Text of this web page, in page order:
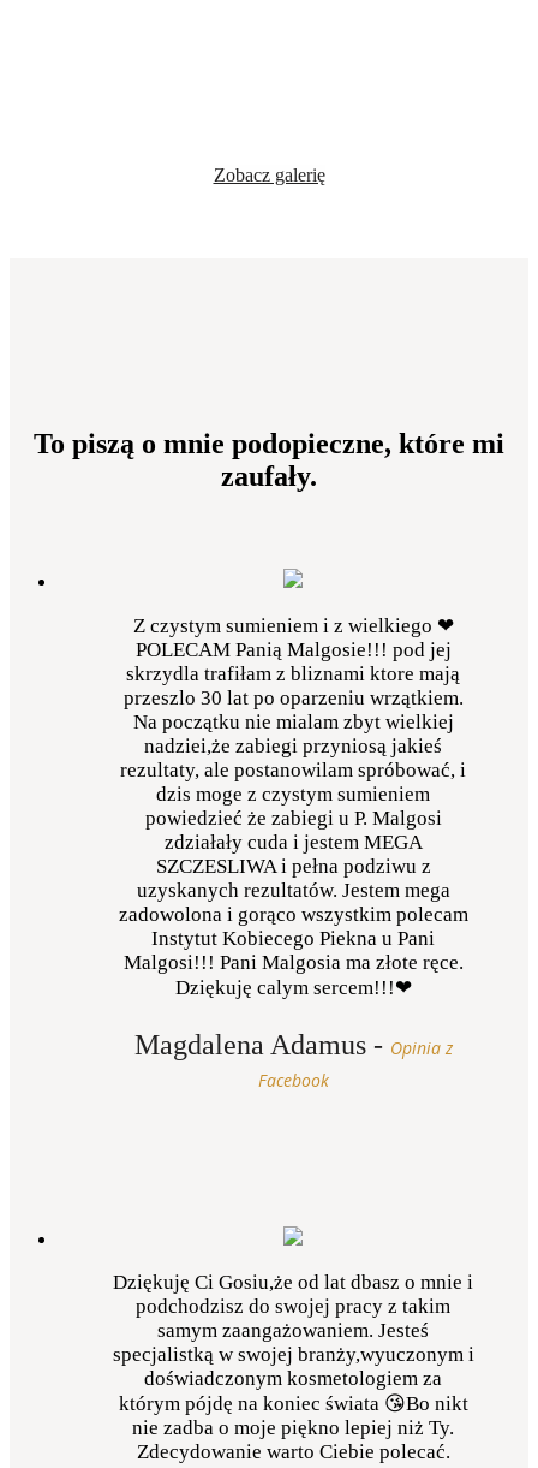
Zobacz galerię
To piszą o mnie podopieczne, które mi
zaufały.
Z czystym sumieniem i z wielkiego ❤
POLECAM Panią Malgosie!!! pod jej
skrzydla trafiłam z bliznami ktore mają
przeszlo 30 lat po oparzeniu wrzątkiem.
Na początku nie mialam zbyt wielkiej
nadziei,że zabiegi przyniosą jakieś
rezultaty, ale postanowilam spróbować, i
dzis moge z czystym sumieniem
powiedzieć że zabiegi u P. Malgosi
zdziałały cuda i jestem MEGA
SZCZESLIWA i pełna podziwu z
uzyskanych rezultatów. Jestem mega
zadowolona i gorąco wszystkim polecam
Instytut Kobiecego Piekna u Pani
Malgosi!!! Pani Malgosia ma złote ręce.
Dziękuję calym sercem!!!❤
Magdalena Adamus- Opinia z
Facebook
Dziękuję Ci Gosiu,że od lat dbasz o mnie i
podchodzisz do swojej pracy z takim
samym zaangażowaniem. Jesteś
specjalistką w swojej branży,wyuczonym i
doświadczonym kosmetologiem za
którym pójdę na koniec świata 😘Bo nikt
nie zadba o moje piękno lepiej niż Ty.
Zdecydowanie warto Ciebie polecać.